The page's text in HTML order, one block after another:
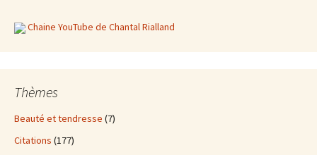
Chaine YouTube de Chantal Rialland
Thèmes
Beauté et tendresse (7)
Citations (177)